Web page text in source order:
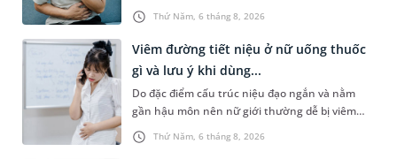
Thứ Năm, 6 tháng 8, 2026
khác. Dựa theo nguyên nhân cụ thể, bác sĩ sẽ
cân nhắc chỉ định p...
Thứ Năm, 6 tháng 8, 2026
Viêm đường tiết niệu ở nữ uống thuốc
gì và lưu ý khi dùng...
Do đặc điểm cấu trúc niệu đạo ngắn và nằm
gần hậu môn nên nữ giới thường dễ bị viêm
đường tiết niệu hơn nam giới. Tùy theo nguyên
nhân, mức độ nhiễm trùng và...